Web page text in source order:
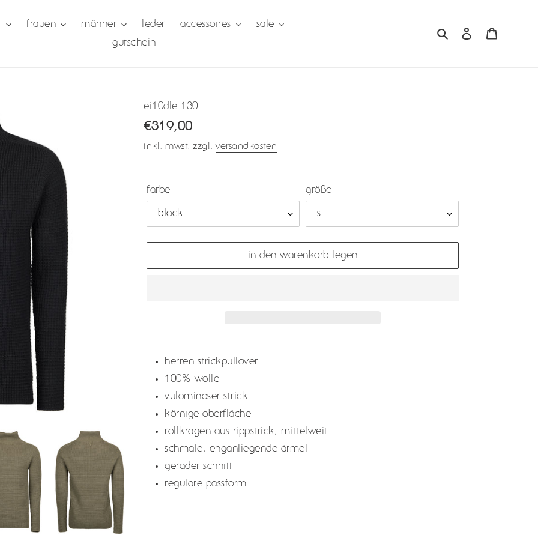
frauen männer leder accessoires
sale
gutschein
sucheneinloggen
ei10dle.130
normaler
preis
€319,00
inkl. mwst. zzgl.versandkosten
farbe größe
in den warenkorb legen
herren strickpullover
100% wolle
vulominöser strick
körnige oberfläche
rollkragen aus rippstrick, mittelweit
schmale, enganliegende ärmel
gerader schnitt
reguläre passform